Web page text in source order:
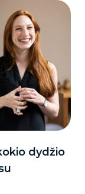
dydžio